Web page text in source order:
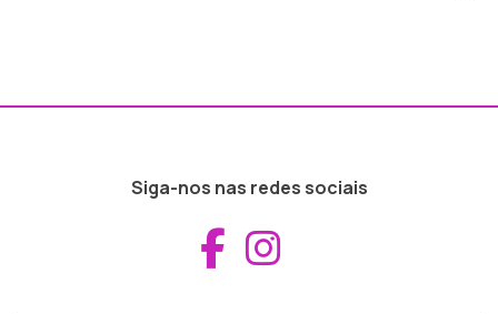
Siga-nos nas redes sociais
Aceder ao